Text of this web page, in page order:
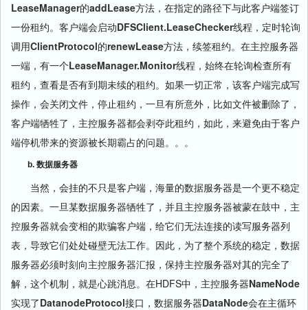
LeaseManager的addLease方法，在指定的路径下与此客户端签订
一份租约。客户端会启动DFSClient.LeaseChecker线程，定时轮询
调用ClientProtocol的renewLease方法，续签租约。在主控服务器
一端，有一个LeaseManager.Monitor线程，始终在轮询检查所有
租约，查看是否有到期未续的租约。如果一切正常，该客户端完成写
操作，会关闭文件，停止租约，一旦有所意外，比如文件被删除了，
客户端牺牲了，主控服务器都会剥夺此租约，如此，来避免由于客户
端停机带来的资源被长期霸占的问题。。。
b. 数据服务器
当然，会挂的不只是客户端，海量的数据服务器是一个更不稳定
的因素。一旦某数据服务器牺牲了，并且主控服务器被蒙在鼓中，主
控服务器就会变相的欺骗客户端，给它们无法连接的读写服务器列
表，导致它们处处碰壁无法工作。因此，为了整个系统的稳定，数据
服务器必须时刻向主控服务器汇报，保持主控服务器对其的完全了
解，这个机制，就是心跳消息。在HDFS中，主控服务器NameNode
实现了DatanodeProtocol接口，数据服务器DataNode会在主循环